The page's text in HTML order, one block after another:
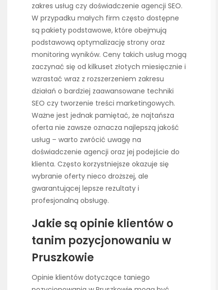
zakres usług czy doświadczenie agencji SEO.
W przypadku małych firm często dostępne
są pakiety podstawowe, które obejmują
podstawową optymalizację strony oraz
monitoring wyników. Ceny takich usług mogą
zaczynać się od kilkuset złotych miesięcznie i
wzrastać wraz z rozszerzeniem zakresu
działań o bardziej zaawansowane techniki
SEO czy tworzenie treści marketingowych.
Ważne jest jednak pamiętać, że najtańsza
oferta nie zawsze oznacza najlepszą jakość
usług – warto zwrócić uwagę na
doświadczenie agencji oraz jej podejście do
klienta. Często korzystniejsze okazuje się
wybranie oferty nieco droższej, ale
gwarantującej lepsze rezultaty i
profesjonalną obsługę.
Jakie są opinie klientów o
tanim pozycjonowaniu w
Pruszkowie
Opinie klientów dotyczące taniego